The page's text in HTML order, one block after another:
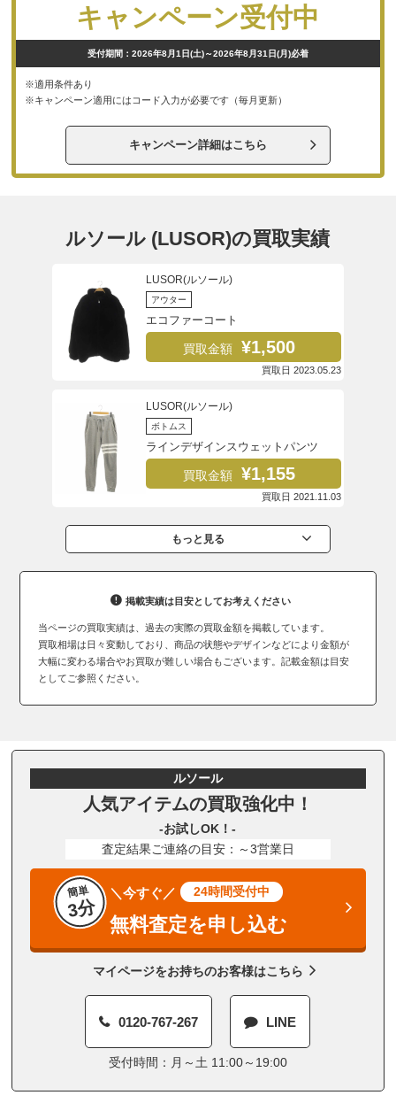
キャンペーン受付中
受付期間：2026年8月1日(土)～2026年8月31日(月)必着
※適用条件あり
※キャンペーン適用にはコード入力が必要です（毎月更新）
キャンペーン詳細はこちら
ルソール (LUSOR)の買取実績
LUSOR(ルソール)
アウター
エコファーコート
買取金額 ¥1,500
買取日 2023.05.23
LUSOR(ルソール)
ボトムス
ラインデザインスウェットパンツ
買取金額 ¥1,155
買取日 2021.11.03
もっと見る
掲載実績は目安としてお考えください
当ページの買取実績は、過去の実際の買取金額を掲載しています。
買取相場は日々変動しており、商品の状態やデザインなどにより金額が
大幅に変わる場合やお買取が難しい場合もございます。記載金額は目安
としてご参照ください。
ルソール
人気アイテムの買取強化中！
-お試しOK！-
査定結果ご連絡の目安：～3営業日
簡単
3分
＼今すぐ／ 24時間受付中
無料査定を申し込む
マイページをお持ちのお客様はこちら
0120-767-267 LINE
受付時間：月～土 11:00～19:00